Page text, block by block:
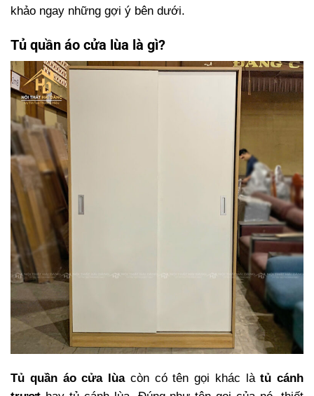
khảo ngay những gợi ý bên dưới.
Tủ quần áo cửa lùa là gì?
Tủ quần áo cửa lùacòn có tên gọi khác làtủ cánh